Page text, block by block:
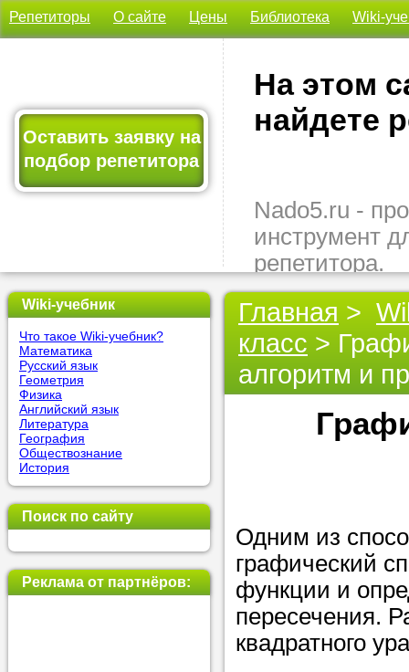
Репетиторы О сайте Цены Библиотека Wiki-
Оставить заявку на
подбор репетитора
На этом
найдете
Nado5.ru -
инструмент
репетитора.
Здесь вы
подходящего
быстро,
бесплатно.
Оставьте
позвоните
Или найдите
нашей базе
используя
Получите
Wiki-учебник
Что такое Wiki-учебник?
Математика
Русский язык
Геометрия
Физика
Английский язык
Литература
География
Обществознание
История
Поиск по сайту
Реклама от партнёров:
Главная >
класс >
алгоритм и
Одним из
графический
функции и
пересечения.
квадратного